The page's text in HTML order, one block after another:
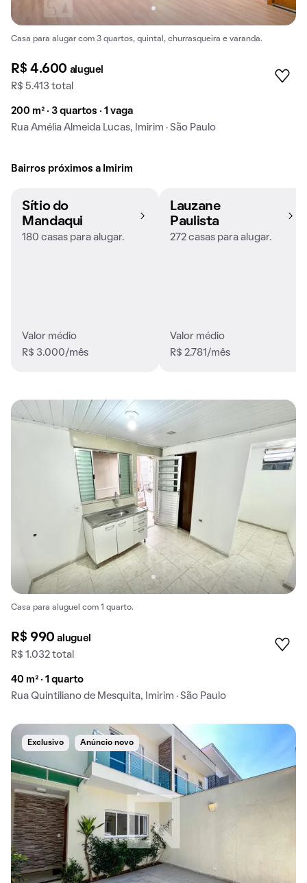
Casa para alugar com 3 quartos, quintal, churrasqueira e varanda.
R$ 4.600 aluguel
R$ 5.413 total
200 m² · 3 quartos · 1 vaga
Rua Amélia Almeida Lucas, Imirim · São Paulo
Bairros próximos a Imirim
Sítio do
Mandaqui
180 casas para alugar.
Valor médio
R$ 3.000/mês
Lauzane
Paulista
272 casas para alugar.
Valor médio
R$ 2.781/mês
Casa para aluguel com 1 quarto.
R$ 990aluguel
R$ 1.032 total
40 m² · 1 quarto
Rua Quintiliano de Mesquita, Imirim · São Paulo
Exclusivo Anúncio novo